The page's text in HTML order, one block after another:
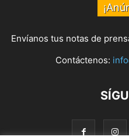
Envíanos tus notas de
Contáctenos: